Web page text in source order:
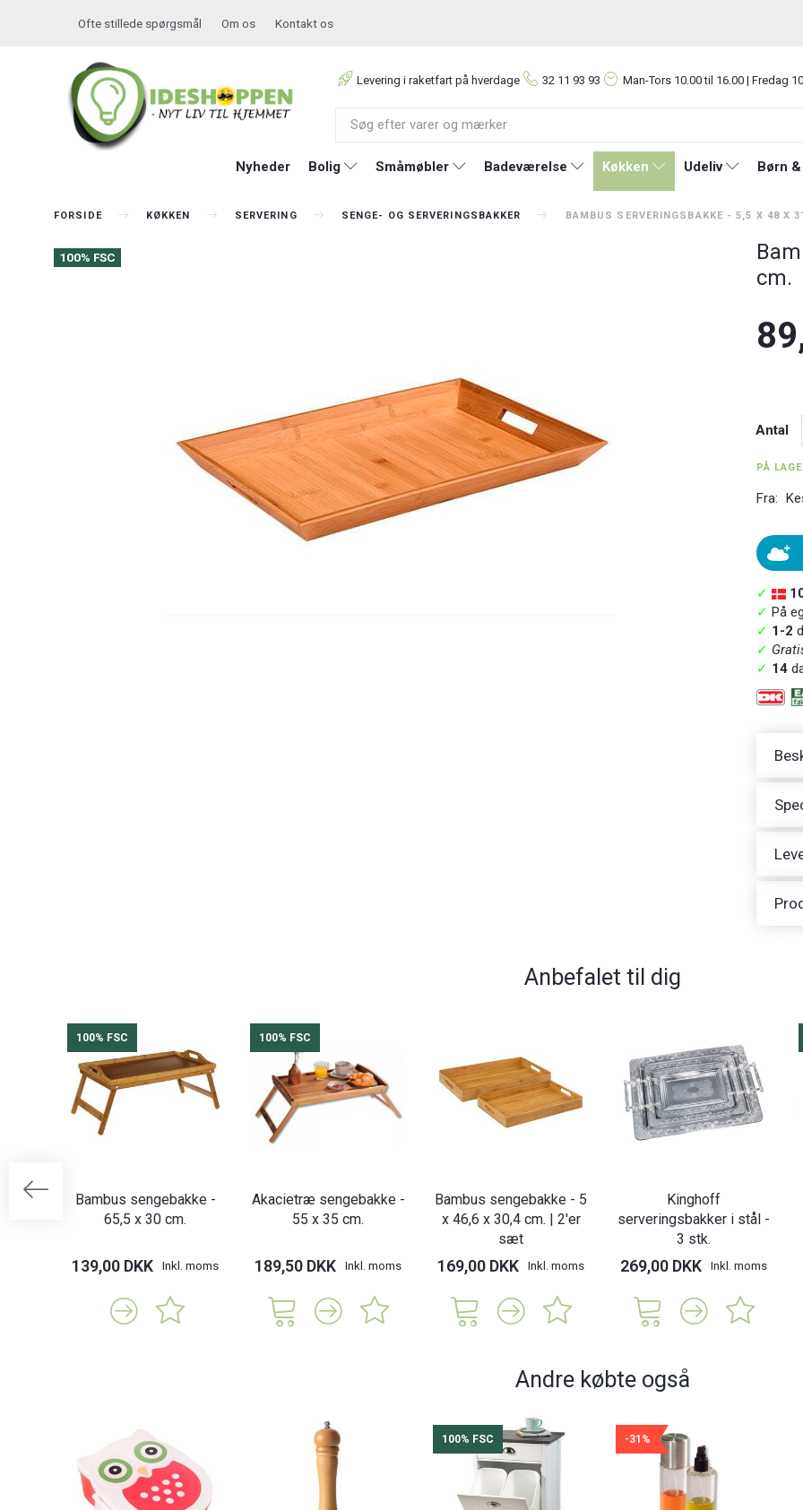
Ofte stillede spørgsmål Om os Kontakt os
Levering i raketfart på hverdage 32 11 93 93 Man-Tors 10.00 til 16.00 | Fredag
Nyheder Bolig Småmøbler Badeværelse Køkken Udeliv Børn
FORSIDE KØKKEN SERVERING SENGE- OG SERVERINGSBAKKER BAMBUS SERVERINGSBAKKE - 5,5 X 48 X
100% FSC
cm.
Antal
PÅ
Fra:
✓
✓ På
✓ 1-2
✓
✓ 14
Anbefalet til dig
100% FSC
Bambus sengebakke -
65,5 x 30 cm.
139,00 DKK Inkl. moms
100% FSC
Akacietræ sengebakke -
55 x 35 cm.
189,50 DKK Inkl. moms
Bambus sengebakke - 5
x 46,6 x 30,4 cm. | 2'er
sæt
169,00 DKK Inkl. moms
Kinghoff
serveringsbakker i stål -
3 stk.
269,00 DKK Inkl. moms
Andre købte også
100% FSC -31%